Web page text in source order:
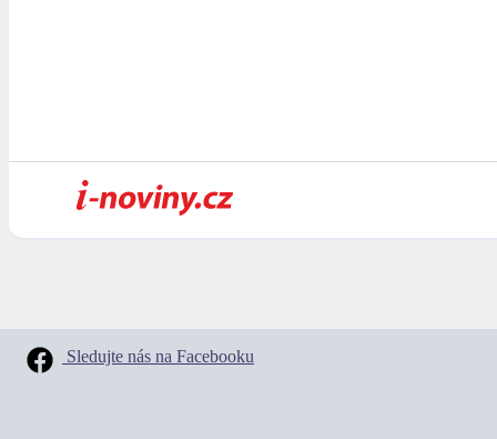
Sledujte nás na Facebooku